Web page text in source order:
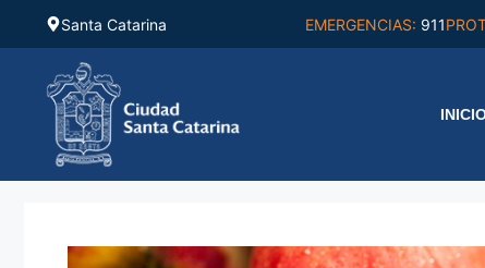
Saltar
contenido
Santa Catarina EMERGENCIAS: 911